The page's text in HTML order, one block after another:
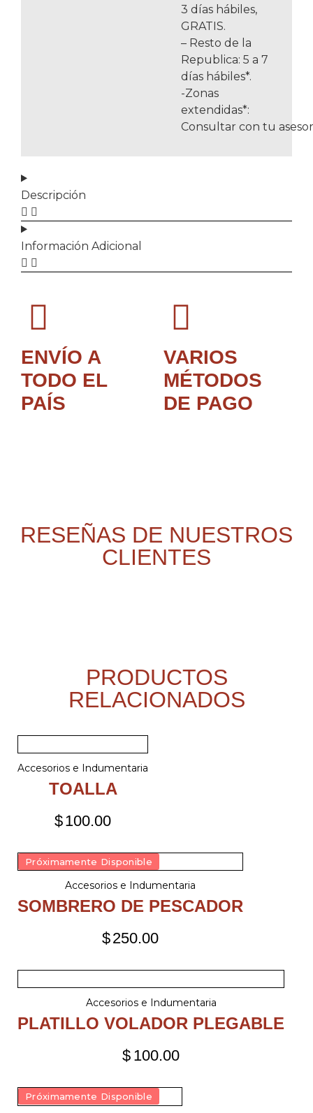
ENVÍO A
TODO EL
PAÍS
VARIOS
MÉTODOS
DE PAGO
3 días hábiles,
GRATIS.
– Resto de la
Republica: 5 a 7
días hábiles*.
-Zonas
extendidas*:
Consultar con tu
Descripción
Información Adicional
RESEÑAS DE NUESTROS
CLIENTES
PRODUCTOS
RELACIONADOS
Accesorios e Indumentaria
TOALLA
$100.00
Próximamente Disponible
Accesorios e Indumentaria
SOMBRERO DE PESCADOR
$250.00
Accesorios e Indumentaria
PLATILLO VOLADOR PLEGABLE
$ 100.00
Próximamente Disponible